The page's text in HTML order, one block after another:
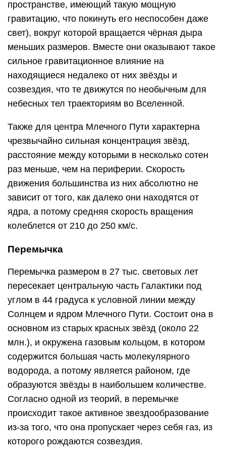
пространстве, имеющий такую мощную
гравитацию, что покинуть его неспособен даже
свет), вокруг которой вращается чёрная дыра
меньших размеров. Вместе они оказывают такое
сильное гравитационное влияние на
находящиеся недалеко от них звёзды и
созвездия, что те движутся по необычным для
небесных тел траекториям во Вселенной.
Также для центра Млечного Пути характерна
чрезвычайно сильная концентрация звёзд,
расстояние между которыми в несколько сотен
раз меньше, чем на периферии. Скорость
движения большинства из них абсолютно не
зависит от того, как далеко они находятся от
ядра, а потому средняя скорость вращения
колеблется от 210 до 250 км/с.
Перемычка
Перемычка размером в 27 тыс. световых лет
пересекает центральную часть Галактики под
углом в 44 градуса к условной линии между
Солнцем и ядром Млечного Пути. Состоит она в
основном из старых красных звёзд (около 22
млн.), и окружена газовым кольцом, в котором
содержится большая часть молекулярного
водорода, а потому является районом, где
образуются звёзды в наибольшем количестве.
Согласно одной из теорий, в перемычке
происходит такое активное звездообразование
из-за того, что она пропускает через себя газ, из
которого рождаются созвездия.